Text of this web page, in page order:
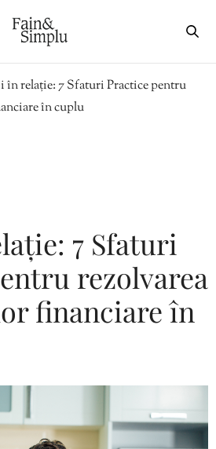
în relație: 7 Sfaturi Practice pentru
în cuplu
7 Sfaturi
rezolvarea
financiare în